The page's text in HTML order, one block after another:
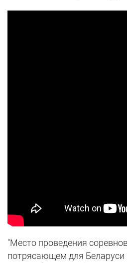
"Место проведения
потрясающем для Беларуси